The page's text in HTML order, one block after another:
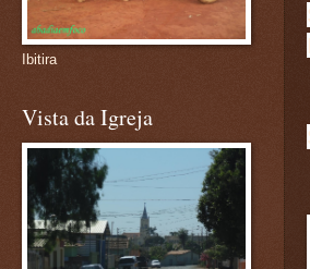
Ibitira
Vista da Igreja